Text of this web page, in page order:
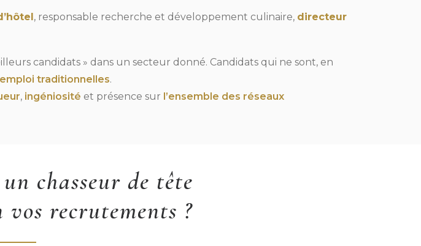
, responsable recherche et développement culinaire, directeur
candidats » dans un secteur donné. Candidats qui ne sont, en
traditionnelles.
, ingéniosité et présence sur l’ensemble des réseaux
chasseur de tête
recrutements ?